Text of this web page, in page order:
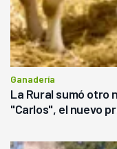
Ganadería
La Rural sumó otro
"Carlos", el nuevo